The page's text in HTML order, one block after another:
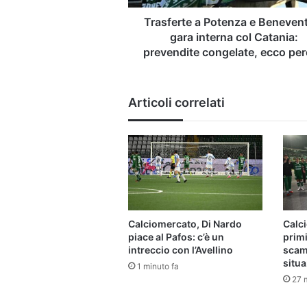
col
Catania:
prevendite
congelate,
Trasferte a Potenza e
gara interna col Catania:
prevendite congelate, ecco
Articoli correlati
Calciomercato, Di Nardo
piace al Pafos: c’è un
intreccio con l’Avellino
1 minuto fa
27